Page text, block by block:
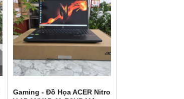
Gaming - Đồ Họa ACER Nitro